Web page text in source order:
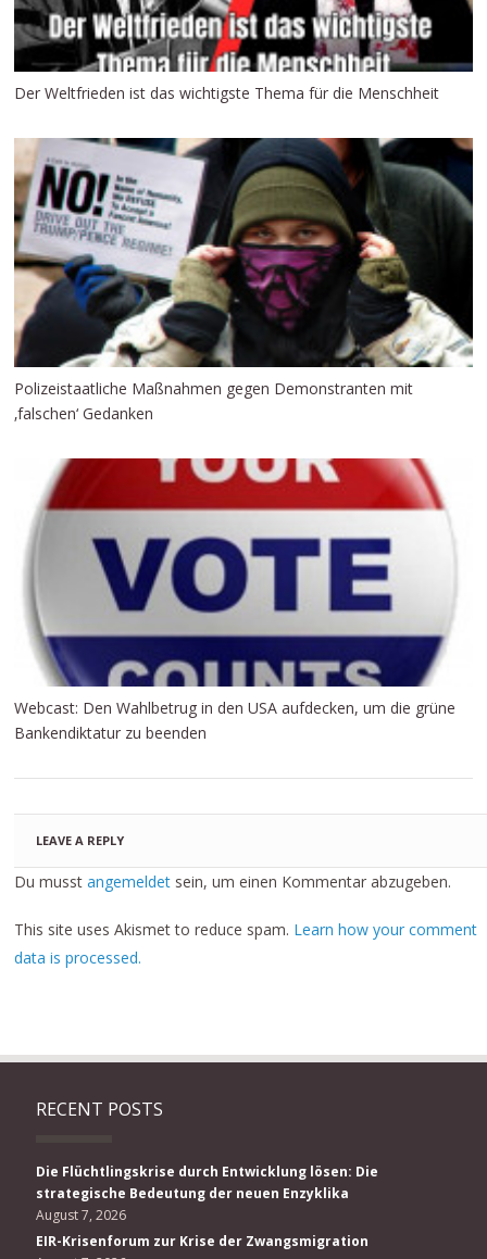
Der Weltfrieden ist das wichtigste Thema für die Menschheit
Polizeistaatliche Maßnahmen gegen Demonstranten mit
‚falschen‘ Gedanken
Webcast: Den Wahlbetrug in den USA aufdecken, um die grüne
Bankendiktatur zu beenden
LEAVE A REPLY
Du musstangemeldet sein, um einen Kommentar abzugeben.
This site uses Akismet to reduce spam. Learn how your comment
data is processed.
RECENT POSTS
Die Flüchtlingskrise durch Entwicklung lösen: Die
strategische Bedeutung der neuen Enzyklika
August 7, 2026
EIR-Krisenforum zur Krise der Zwangsmigration